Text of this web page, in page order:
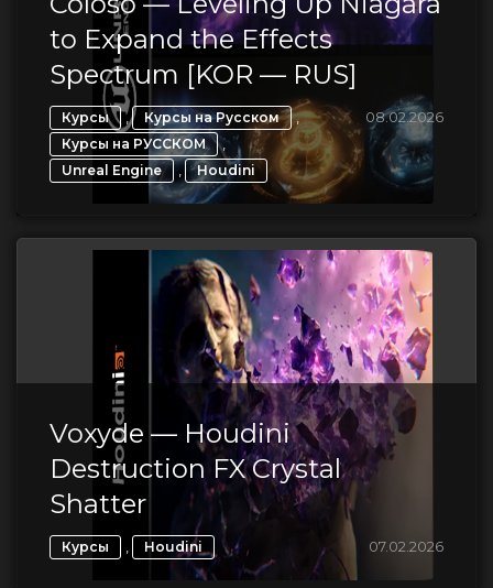
to Expand the Effects
Spectrum [KOR — RUS]
Курсы , Курсы на Русском ,
Курсы на РУССКОМ ,
Unreal Engine , Houdini
08.02.2026
Voxyde — Houdini
Destruction FX Crystal
Shatter
Курсы , Houdini 07.02.2026